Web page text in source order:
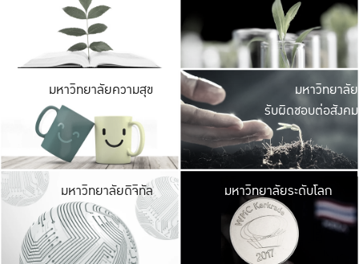
มีพื้นที่เขียวสดใส
เป็นป่าในเมือง เกษต
มหาวิทยาลัยความสุข มหาวิ
ค
เปิดประ
และพบเรื่องราวใ
มหาวิทยาลัย
รับผิดชอบต่อสังคม
มหาวิทยาลัยดิจิทัล มหาวิ
เปลี่ยนแปลง แล
เพื่อทำง
ระบบสารสนเทศ
มหาวิทยาลัยระดับโลก